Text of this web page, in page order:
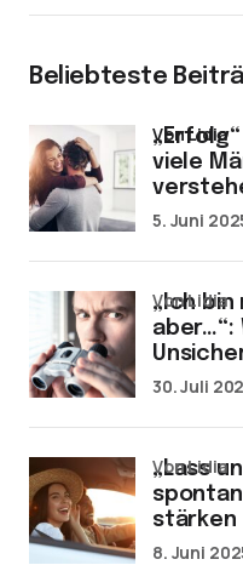
Beliebteste
viele
von Lidia
5. Juni
„Ich
aber…“:
von Lidia
30. Juli
„Lass
stärken
von Lidia
8. Juni